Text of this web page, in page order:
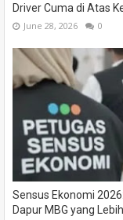
Driver Cuma di Atas
June 28, 2026 0
Sensus Ekonomi
Dapur MBG yang